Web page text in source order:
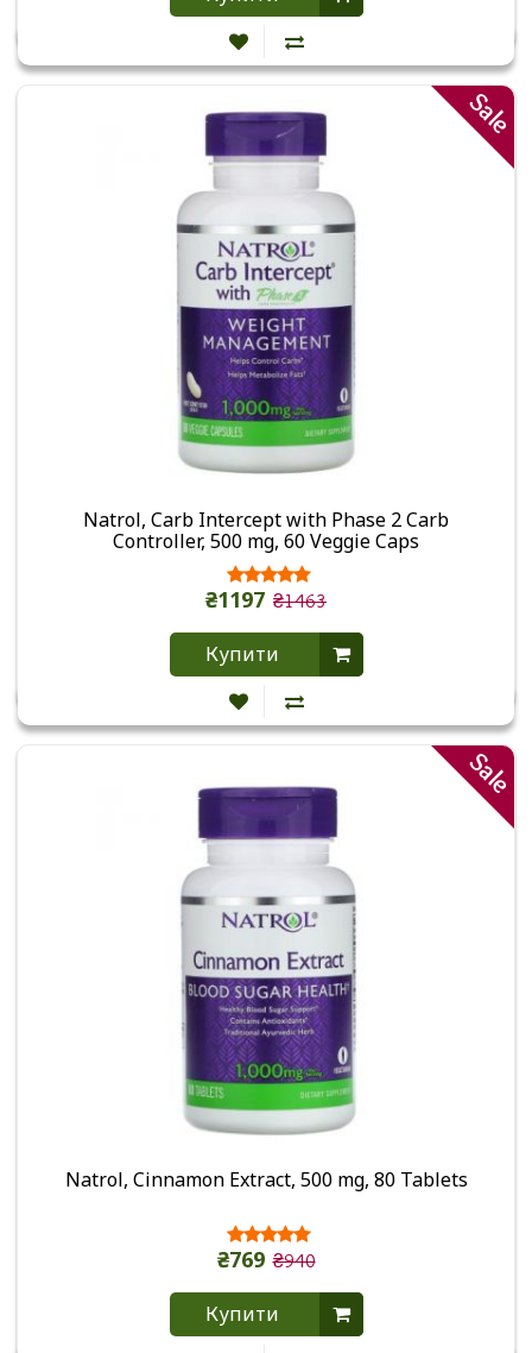
Sale
Natrol, Carb Intercept with Phase 2 Carb
Controller, 500 mg, 60 Veggie Caps
₴1197 ₴1463
Купити
Sale
Natrol, Cinnamon Extract, 500 mg, 80 Tablets
₴769 ₴940
Купити